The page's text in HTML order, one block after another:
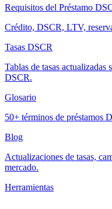
Requisitos del Préstamo
Crédito, DSCR, LTV,
Tasas DSCR
Tablas de tasas
DSCR.
Glosario
50+ términos de préstamos
Blog
Actualizaciones de tasas,
mercado.
Herramientas